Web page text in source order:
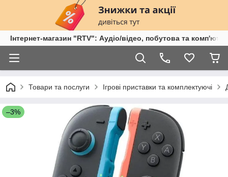
Інтернет-магазин "RTV": Аудіо/відео, побутова та
Товари та послуги Ігрові приставки та комплектуючі
–3%